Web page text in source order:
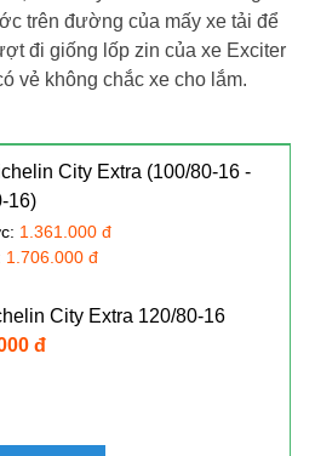
trên đường của mấy xe tải để
đi giống lốp zin của xe Exciter
vẻ không chắc xe cho lắm.
City Extra (100/80-16 -
16)
1.361.000 đ
1.706.000 đ
City Extra 120/80-16
đ